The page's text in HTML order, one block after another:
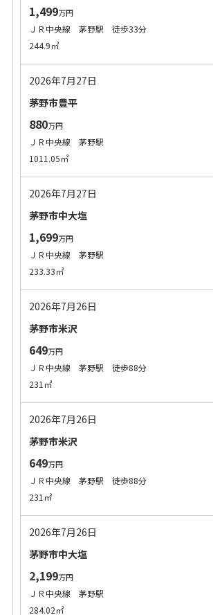
1,499万円
ＪＲ中央線 茅野駅 徒歩33分
244.9㎡
2026年7月27日
茅野市豊平
880万円
ＪＲ中央線 茅野駅
1011.05㎡
2026年7月27日
茅野市中大塩
1,699万円
ＪＲ中央線 茅野駅
233.33㎡
2026年7月26日
茅野市米沢
649万円
ＪＲ中央線 茅野駅 徒歩88分
231㎡
2026年7月26日
茅野市米沢
649万円
ＪＲ中央線 茅野駅 徒歩88分
231㎡
2026年7月26日
茅野市中大塩
2,199万円
ＪＲ中央線 茅野駅
284.02㎡